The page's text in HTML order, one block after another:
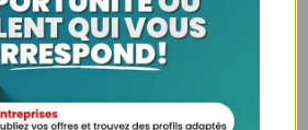
Assignments
Customer
Open Jobs -0